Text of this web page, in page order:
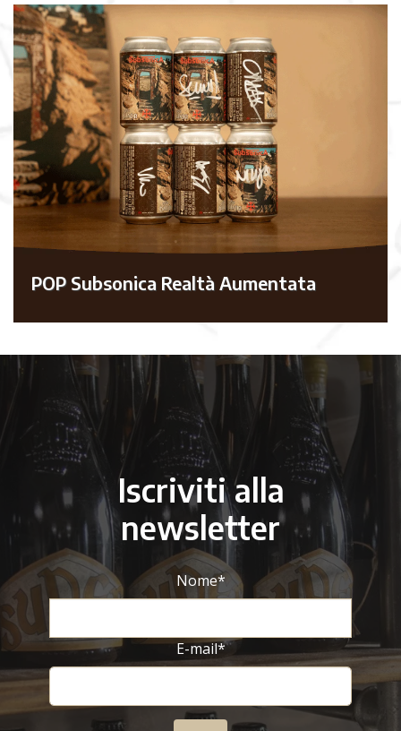
POP Subsonica Realtà Aumentata
Iscriviti alla
newsletter
Nome*
E-mail*